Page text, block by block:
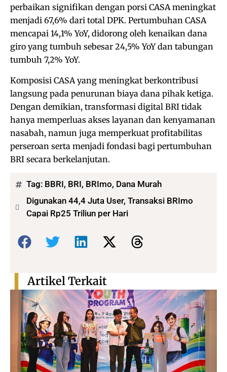
perbaikan signifikan dengan porsi CASA meningkat
menjadi 67,6% dari total DPK. Pertumbuhan CASA
mencapai 14,1% YoY, didorong oleh kenaikan dana
giro yang tumbuh sebesar 24,5% YoY dan tabungan
tumbuh 7,2% YoY.
Komposisi CASA yang meningkat berkontribusi
langsung pada penurunan biaya dana pihak ketiga.
Dengan demikian, transformasi digital BRI tidak
hanya memperluas akses layanan dan kenyamanan
nasabah, namun juga memperkuat profitabilitas
perseroan serta menjadi fondasi bagi pertumbuhan
BRI secara berkelanjutan.
Tag: BBRI, BRI, BRImo, Dana Murah
Digunakan 44,4 Juta User, Transaksi BRImo
Capai Rp25 Triliun per Hari
Bagikan:
Artikel Terkait